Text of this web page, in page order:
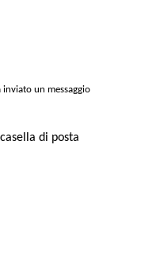
inviato un messaggio
di posta